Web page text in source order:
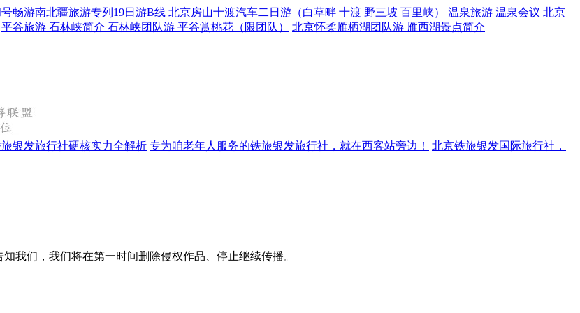
畅游南北疆旅游专列19日游B线 北京房山十渡汽车二日游（白草畔 十渡 野三坡 百里峡）
温泉旅游 温泉会议 北京
平谷旅游 石林峡简介 石林峡团队游 平谷赏桃花（限团队） 北京怀柔雁栖湖团队游 雁西湖景点简介
银发旅行社硬核实力全解析 专为咱老年人服务的铁旅银发旅行社，就在西客站旁边！
北京铁旅银发国际旅行社，
我们，我们将在第一时间删除侵权作品、停止继续传播。